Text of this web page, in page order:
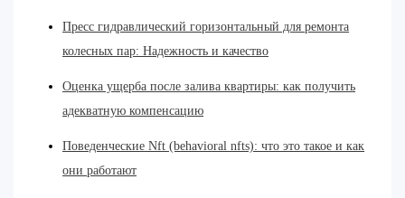
Пресс гидравлический горизонтальный для ремонта
колесных пар: Надежность и качество
Оценка ущерба после залива квартиры: как получить
адекватную компенсацию
Поведенческие Nft (behavioral nfts): что это такое и как
они работают